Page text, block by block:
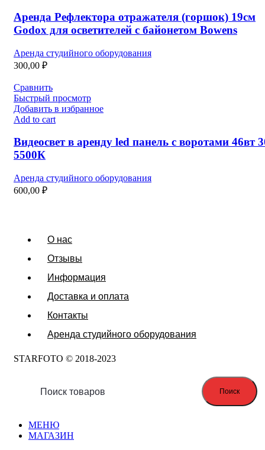
Аренда Рефлектора отражателя (горшок) 19см
Godox для осветителей с байонетом Bowens
Аренда студийного оборудования
300,00 ₽
Сравнить
Быстрый просмотр
Добавить в избранное
Add to cart
Видеосвет в аренду led панель с воротами 46вт
5500К
Аренда студийного оборудования
600,00 ₽
О нас
Отзывы
Информация
Доставка и оплата
Контакты
Аренда студийного оборудования
STARFOTO © 2018-2023
Поиск
МЕНЮ
МАГАЗИН